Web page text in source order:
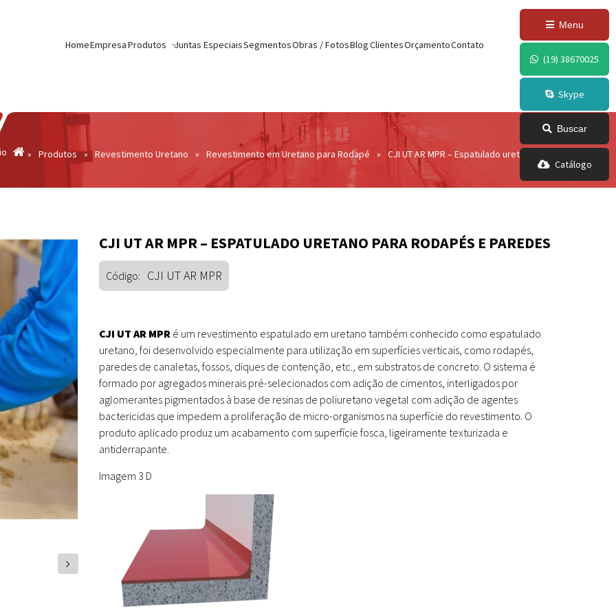
» Produtos » Revestimento Uretano » Revestimento em Uretano para Rodapé » CJI UT AR MPR – Espatulado uretano para rodapés e
HomeEmpresaProdutos Juntas EspeciaisSegmentosObras / FotosBlogClientesOrçamentoContato
Menu
(19) 38670025
Skype
Buscar
Catálogo
next
CJI UT AR MPR – ESPATULADO URETANO PARA RODAPÉS E PAREDES
Código: CJI UT AR MPR
CJI UT AR MPR é um revestimento espatulado em uretano também conhecido como espatulado
uretano, foi desenvolvido especialmente para utilização em superfícies verticais, como rodapés,
paredes de canaletas, fossos, diques de contenção, etc., em substratos de concreto. O sistema é
formado por agregados minerais pré-selecionados com adição de cimentos, interligados por
aglomerantes pigmentados à base de resinas de poliuretano vegetal com adição de agentes
bactericidas que impedem a proliferação de micro-organismos na superfície do revestimento. O
produto aplicado produz um acabamento com superfície fosca, ligeiramente texturizada e
antiderrapante.
Imagem 3 D